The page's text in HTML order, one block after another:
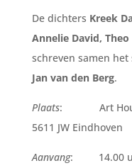
De dichters Kreek
Annelie David,
schreven samen
Jan van den Berg.
Plaats: Art House
5611 JW Eindhoven
Aanvang: 14.00